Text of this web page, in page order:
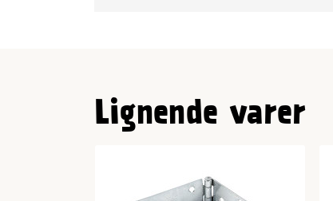
Lignende varer